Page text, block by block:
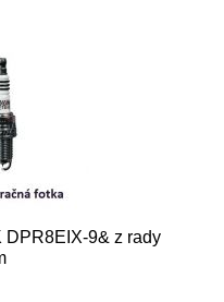
9& z rady